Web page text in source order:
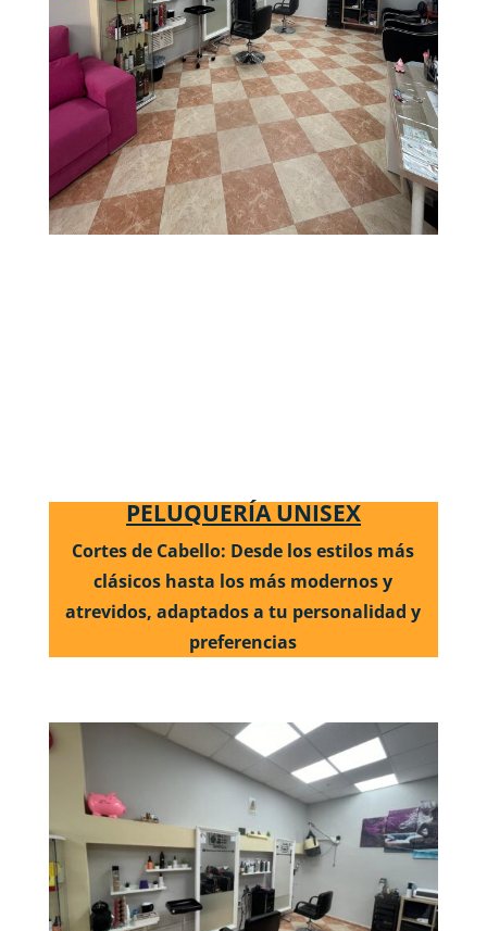
PELUQUERÍA UNISEX
Cortes de Cabello: Desde los estilos más
clásicos hasta los más modernos y
atrevidos, adaptados a tu personalidad y
preferencias